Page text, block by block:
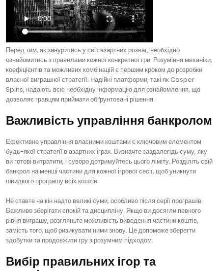
Перед тим, як зануритись у світ азартних розваг, необхідно
ознайомитись з правилами кожної конкретної гри. Розуміння механіки,
коефіцієнтів та можливих комбінацій є першим кроком до розробки
власної виграшної стратегії. Надійні платформи, такі як Casper
Spins, надають всю необхідну інформацію для ознайомлення, що
дозволяє гравцям приймати обґрунтовані рішення.
Важливість управління банкролом
Ефективне управління власними коштами є ключовим елементом
будь-якої стратегії в азартних іграх. Визначте заздалегідь суму, яку
ви готові витратити, і суворо дотримуйтесь цього ліміту. Розділіть свій
банкрол на менші частини для кожної ігрової сесії, щоб уникнути
швидкого програшу всіх коштів.
Не ставте на кін надто великі суми, особливо після серії програшів.
Важливо зберігати спокій та дисципліну. Якщо ви досягли певного
рівня виграшу, розгляньте можливість виведення частини коштів,
замість того, щоб ризикувати ними знову. Це допоможе зберегти
здобутки та продовжити гру з розумним підходом.
Вибір правильних ігор та